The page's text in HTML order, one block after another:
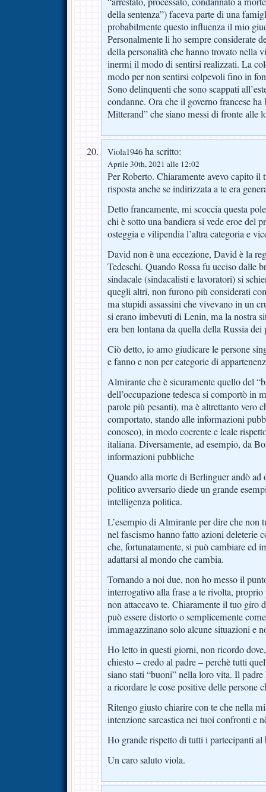
della sentenza”) faceva parte di una
probabilmente questo influenza il mio
Personalmente li ho sempre considerate
della personalità che hanno trovato nella
inermi il modo di sentirsi realizzati. La
modo per non sentirsi colpevoli fino in
Sono delinquenti che sono scappati
condanne. Ora che il governo francese
Mitterand” che siano messi di fronte alle
Viola1946 ha scritto:
Aprile 30th, 2021 alle 12:02
Per Roberto. Chiaramente avevo capito il
risposta anche se indirizzata a te era
Detto francamente, mi scoccia questa
chi è sotto una bandiera si vede eroe del
osteggia e vilipendia l’altra categoria e
David non è una eccezione, David è la
Tedeschi. Quando Rossa fu ucciso dalle
sindacale (sindacalisti e lavoratori) si
quegli altri, non furono più considerati
ma stupidi assassini che vivevano in un
si erano imbevuti di Lenin, ma la nostra
era ben lontana da quella della Russia
Ciò detto, io amo giudicare le persone
e fanno e non per categorie di
Almirante che è sicuramente quello del
dell’occupazione tedesca si comportò in
parole più pesanti), ma è altrettanto vero
comportato, stando alle informazioni
conosco), in modo coerente e leale
italiana. Diversamente, ad esempio, da
informazioni pubbliche
Quando alla morte di Berlinguer andò ad
politico avversario diede un grande
intelligenza politica.
L’esempio di Almirante per dire che non
nel fascismo hanno fatto azioni deleterie
che, fortunatamente, si può cambiare ed
adattarsi al mondo che cambia.
Tornando a noi due, non ho messo il
interrogativo alla frase a te rivolta, proprio
non attaccavo te. Chiaramente il tuo giro
può essere distorto o semplicemente
immagazzinano solo alcune situazioni e
Ho letto in questi giorni, non ricordo
chiesto – credo al padre – perchè tutti
siano stati “buoni” nella loro vita. Il padre
a ricordare le cose positive delle persone
Ritengo giusto chiarire con te che nella
intenzione sarcastica nei tuoi confronti e
Ho grande rispetto di tutti i partecipanti al
Un caro saluto viola.